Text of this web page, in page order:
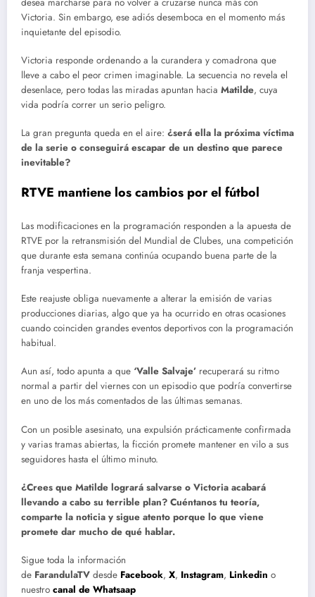
Victoria. Sin embargo, ese adiós desemboca en el momento más
inquietante del episodio.
Victoria responde ordenando a la curandera y comadrona que
lleve a cabo el peor crimen imaginable. La secuencia no revela el
desenlace, pero todas las miradas apuntan hacia Matilde, cuya
vida podría correr un serio peligro.
La gran pregunta queda en el aire: ¿será ella la próxima víctima
de la serie o conseguirá escapar de un destino que parece
inevitable?
RTVE mantiene los cambios por el fútbol
Las modificaciones en la programación responden a la apuesta de
RTVE por la retransmisión del Mundial de Clubes, una competición
que durante esta semana continúa ocupando buena parte de la
franja vespertina.
Este reajuste obliga nuevamente a alterar la emisión de varias
producciones diarias, algo que ya ha ocurrido en otras ocasiones
cuando coinciden grandes eventos deportivos con la programación
habitual.
Aun así, todo apunta a que ‘Valle Salvaje’ recuperará su ritmo
normal a partir del viernes con un episodio que podría convertirse
en uno de los más comentados de las últimas semanas.
Con un posible asesinato, una expulsión prácticamente confirmada
y varias tramas abiertas, la ficción promete mantener en vilo a sus
seguidores hasta el último minuto.
¿Crees que Matilde logrará salvarse o Victoria acabará
llevando a cabo su terrible plan? Cuéntanos tu teoría,
comparte la noticia y sigue atento porque lo que viene
promete dar mucho de qué hablar.
Sigue toda la información
de FarandulaTV desde Facebook, X, Instagram, Linkedin o
nuestro canal de Whatsaap